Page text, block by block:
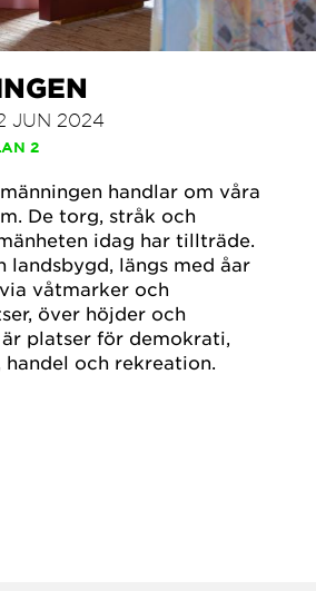
JUN 2024
2
handlar om våra
De torg, stråk och
idag har tillträde.
landsbygd, längs med åar
våtmarker och
över höjder och
platser för demokrati,
och rekreation.